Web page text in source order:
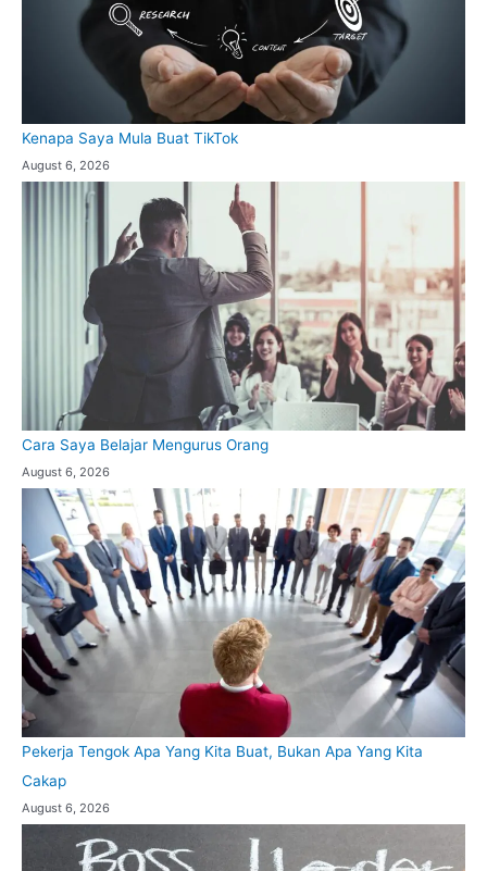
Kenapa Saya Mula Buat TikTok
August 6, 2026
Cara Saya Belajar Mengurus Orang
August 6, 2026
Pekerja Tengok Apa Yang Kita Buat, Bukan Apa Yang Kita
Cakap
August 6, 2026